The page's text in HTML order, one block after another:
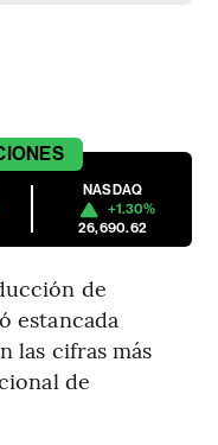
NASDAQ
+1.30%
26,690.62
de
estancada
las cifras más
de